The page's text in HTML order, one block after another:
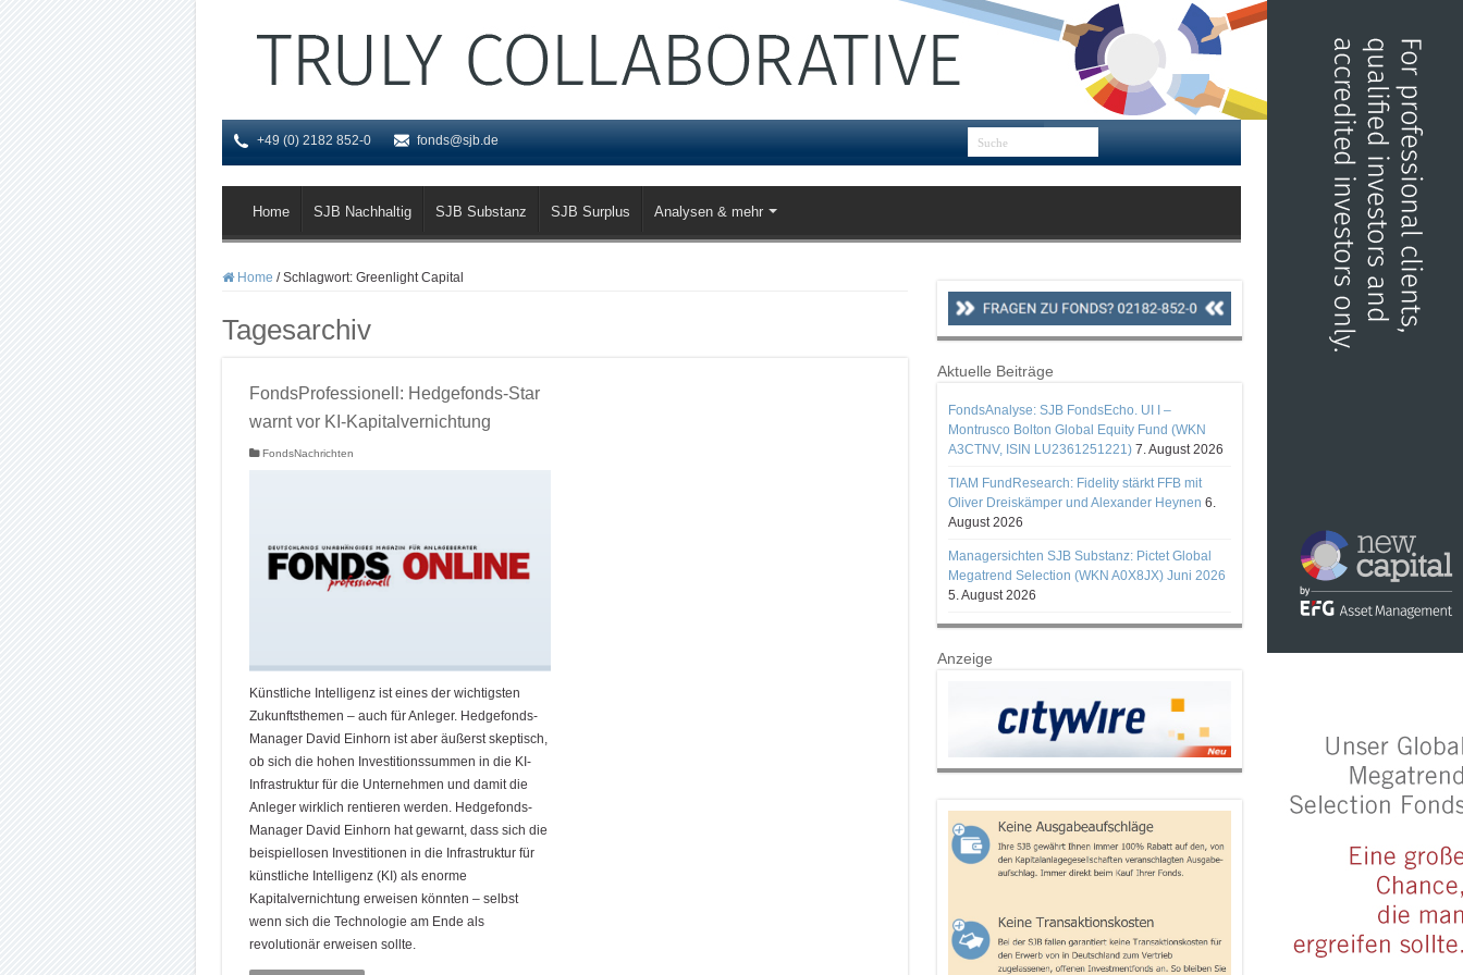
+49 (0) 2182 852-0 fonds@sjb.de
Home SJB Nachhaltig SJB Substanz SJB Surplus Analysen & mehr
Home / Schlagwort: Greenlight Capital
Tagesarchiv
FondsProfessionell: Hedgefonds-Star
warnt vor KI-Kapitalvernichtung
FondsNachrichten
Künstliche Intelligenz ist eines der wichtigsten
Zukunftsthemen – auch für Anleger. Hedgefonds-
Manager David Einhorn ist aber äußerst skeptisch,
ob sich die hohen Investitionssummen in die KI-
Infrastruktur für die Unternehmen und damit die
Anleger wirklich rentieren werden. Hedgefonds-
Manager David Einhorn hat gewarnt, dass sich die
beispiellosen Investitionen in die Infrastruktur für
künstliche Intelligenz (KI) als enorme
Kapitalvernichtung erweisen könnten – selbst
wenn sich die Technologie am Ende als
revolutionär erweisen sollte.
Aktuelle Beiträge
FondsAnalyse: SJB FondsEcho. UI I –
Montrusco Bolton Global Equity Fund (WKN
A3CTNV, ISIN LU2361251221) 7. August 2026
TIAM FundResearch: Fidelity stärkt FFB mit
Oliver Dreiskämper und Alexander Heynen 6.
August 2026
Managersichten SJB Substanz: Pictet Global
Megatrend Selection (WKN A0X8JX) Juni 2026
5. August 2026
Anzeige